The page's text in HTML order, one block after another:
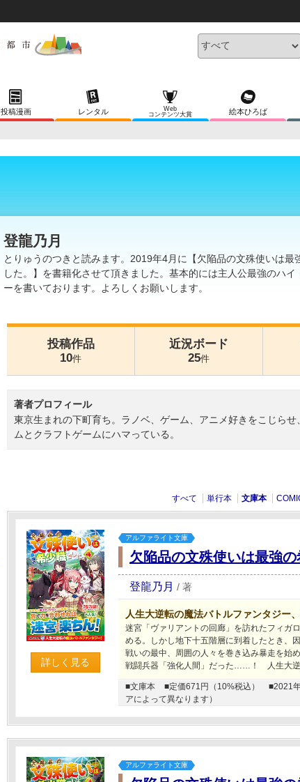
投稿漫画 レンタル
Web
コンテンツ大賞
絵本ひろば
登龍乃月
とりゅうのつきと読みます。2019年4月に【欠陥品の文殊使いは最
した。】を書籍化させて頂きました。基本的には主人公最強のハイ
ーを書いております。よろしくお願いします。
投稿作品
10件
近況ボード
25件
著者プロフィール
東京生まれの下町育ち。ラノベ、ゲーム、アニメ好きをこじら
ムとクラフトゲームにハマっている。
すべて 単行本 文庫本
詳しく見る
アルファライト文庫
欠陥品の文殊使いは最強
登龍乃月 / 著
人生大逆転の魔法バトルファンタジー
迷宮「ヴァリアントの回廊」を訪れたフィガ
める。しかし地下十五階層に到着したとき、
戦いの最中、周囲の人々を巻き込み暴走を始
戦闘兵器「強化人間」だった……！ 人生大逆
■文庫本 ■定価671円（10%税込）
■2021
アによって異なります）
アルファライト文庫